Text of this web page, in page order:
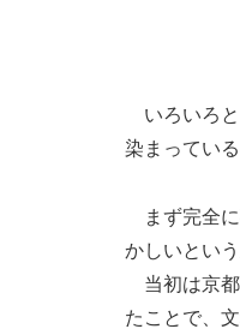
いろいろと
染まってい
まず完全に
かしいという
当初は京都
たことで、